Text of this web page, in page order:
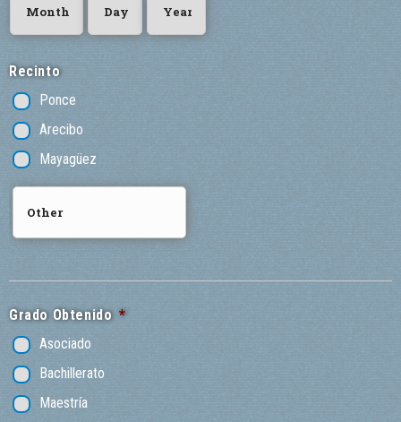
Recinto
Ponce
Arecibo
Mayagüez
Grado Obtenido *
Asociado
Bachillerato
Maestría